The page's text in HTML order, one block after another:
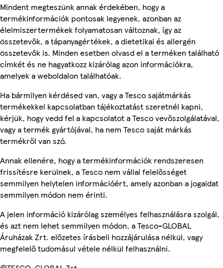
Mindent megteszünk annak érdekében, hogy a
termékinformációk pontosak legyenek, azonban az
élelmiszertermékek folyamatosan változnak, így az
összetevők, a tápanyagértékek, a dietetikai és allergén
összetevők is. Minden esetben olvasd el a terméken található
címkét és ne hagyatkozz kizárólag azon információkra,
amelyek a weboldalon találhatóak.
Ha bármilyen kérdésed van, vagy a Tesco sajátmárkás
termékekkel kapcsolatban tájékoztatást szeretnél kapni,
kérjük, hogy vedd fel a kapcsolatot a Tesco vevőszolgálatával,
vagy a termék gyártójával, ha nem Tesco saját márkás
termékről van szó.
Annak ellenére, hogy a termékinformációk rendszeresen
frissítésre kerülnek, a Tesco nem vállal felelősséget
semmilyen helytelen információért, amely azonban a jogaidat
semmilyen módon nem érinti.
A jelen információ kizárólag személyes felhasználásra szolgál,
és azt nem lehet semmilyen módon, a Tesco-GLOBAL
Áruházak Zrt. előzetes írásbeli hozzájárulása nélkül, vagy
megfelelő tudomásul vétele nélkül felhasználni.